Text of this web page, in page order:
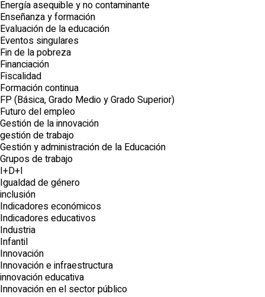
Energía asequible y no contaminante
Enseñanza y formación
Evaluación de la educación
Eventos singulares
Fin de la pobreza
Financiación
Fiscalidad
Formación continua
FP (Básica, Grado Medio y Grado Superior)
Futuro del empleo
Gestión de la innovación
gestión de trabajo
Gestión y administración de la Educación
Grupos de trabajo
I+D+I
Igualdad de género
inclusión
Indicadores económicos
Indicadores educativos
Industria
Infantil
Innovación
Innovación e infraestructura
innovación educativa
Innovación en el sector público